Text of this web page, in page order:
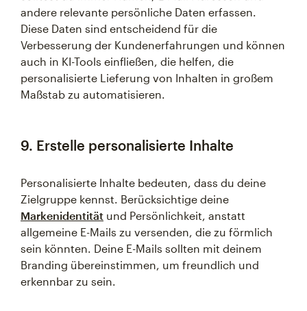
andere relevante persönliche Daten erfassen.
Diese Daten sind entscheidend für die
Verbesserung der Kundenerfahrungen und können
auch in KI-Tools einfließen, die helfen, die
personalisierte Lieferung von Inhalten in großem
Maßstab zu automatisieren.
9. Erstelle personalisierte Inhalte
Personalisierte Inhalte bedeuten, dass du deine
Zielgruppe kennst. Berücksichtige deine
Markenidentität und Persönlichkeit, anstatt
allgemeine E-Mails zu versenden, die zu förmlich
sein könnten. Deine E-Mails sollten mit deinem
Branding übereinstimmen, um freundlich und
erkennbar zu sein.